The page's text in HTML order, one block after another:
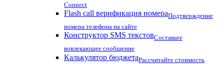
Connect
Flash call верификация номераПодтверждение
номера телефона на сайте
Конструктор SMS текстовСоставьте
вовлекающее сообщение
Калькулятор бюджетаРассчитайте стоимость